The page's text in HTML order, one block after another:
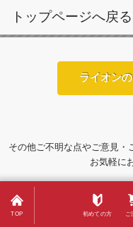
トップページへ戻る
ライオン
その他ご不明な点やご意見・
お気軽に
TOP 初めての方 ご
営